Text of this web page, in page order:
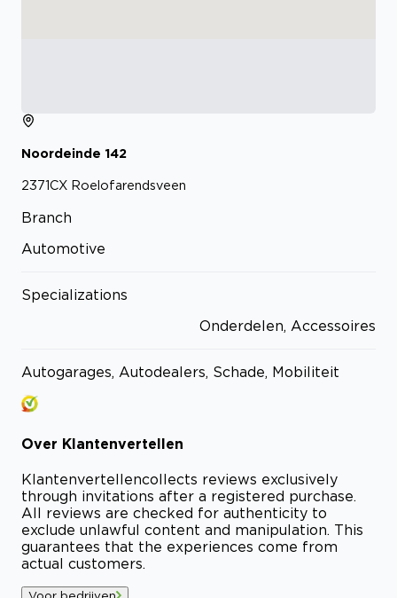
Noordeinde 142
2371CX Roelofarendsveen
Branch
Automotive
Specializations
Onderdelen, Accessoires
Autogarages, Autodealers, Schade, Mobiliteit
Over Klantenvertellen
Klantenvertellencollects reviews exclusively
through invitations after a registered purchase.
All reviews are checked for authenticity to
exclude unlawful content and manipulation. This
guarantees that the experiences come from
actual customers.
Voor bedrijven